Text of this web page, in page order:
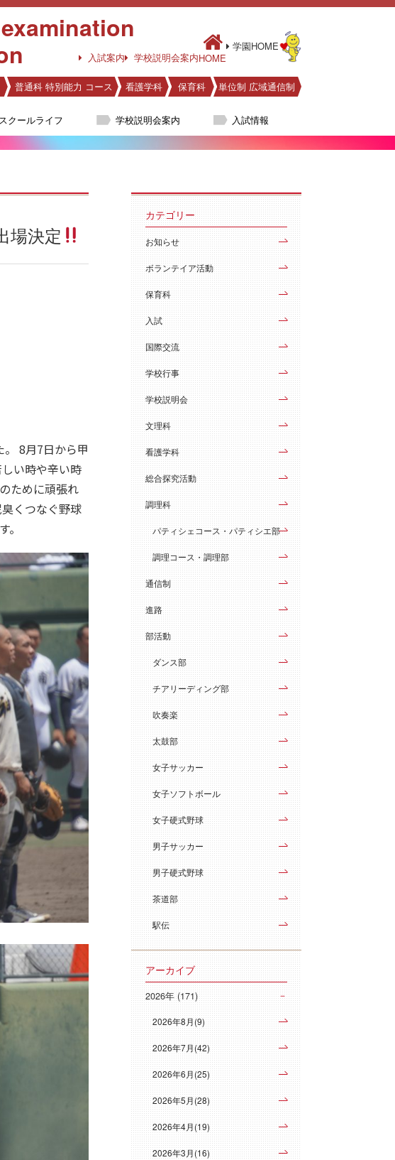
入試案内 学校説明会案内HOME
学園HOME
普通科 特別能力 コース 看護学科 保育科 単位制 広域通信制
スクールライフ 学校説明会案内 入試情報
場決定
8月7日から甲
い時や辛い時
ために頑張れ
くつなぐ野球
カテゴリー
お知らせ
ボランテイア活動
保育科
入試
国際交流
学校行事
学校説明会
文理科
看護学科
総合探究活動
調理科
パティシェコース・パティシエ部
調理コース・調理部
通信制
進路
部活動
ダンス部
チアリーディング部
吹奏楽
太鼓部
女子サッカー
女子ソフトボール
女子硬式野球
男子サッカー
男子硬式野球
茶道部
駅伝
アーカイブ
2026年 (171)
2026年8月(9)
2026年7月(42)
2026年6月(25)
2026年5月(28)
2026年4月(19)
2026年3月(16)